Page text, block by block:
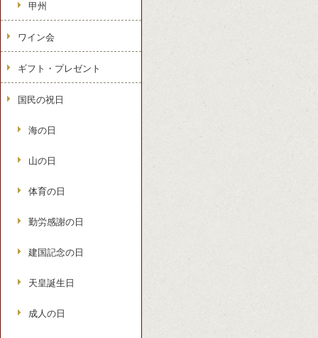
甲州
ワイン会
ギフト・プレゼント
国民の祝日
海の日
山の日
体育の日
勤労感謝の日
建国記念の日
天皇誕生日
成人の日